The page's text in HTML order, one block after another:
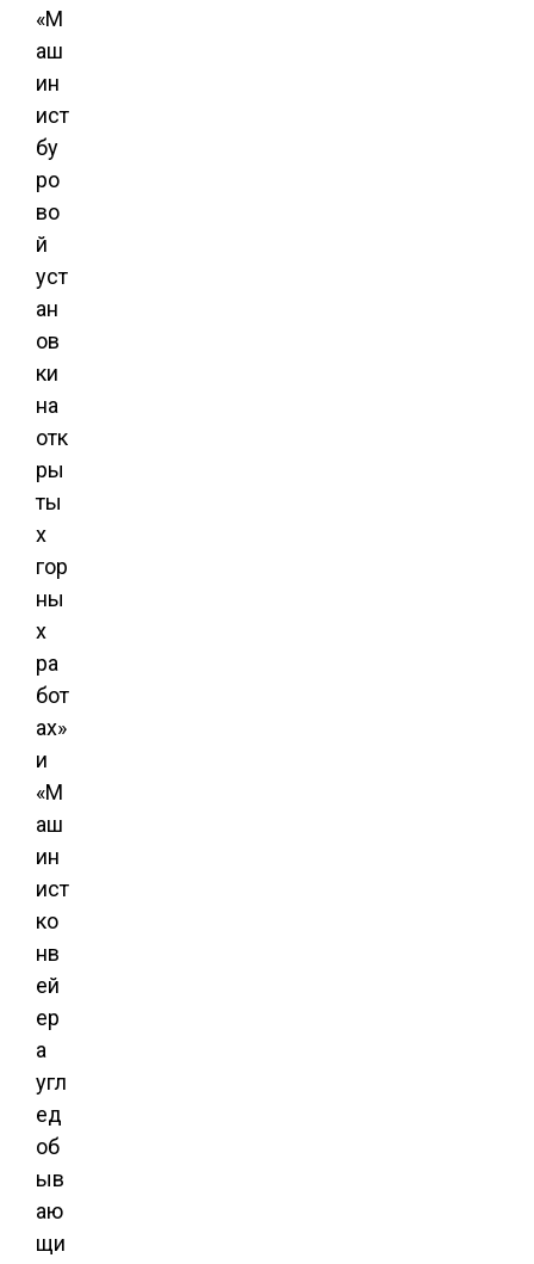
«М
аш
ин
ист
бу
ро
во
й
уст
ан
ов
ки
на
отк
ры
ты
х
гор
ны
х
ра
бот
ах»
и
«М
аш
ин
ист
ко
нв
ей
ер
а
угл
ед
об
ыв
аю
щи